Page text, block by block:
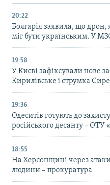
20:22
Болгарія заявила, що дрон,
міг бути українським. У
19:58
У Києві зафіксували нове
Кирилівське і струмка
19:36
Одеситів готують до
російського десанту – ОТУ
18:55
На Херсонщині через
людини – прокуратура